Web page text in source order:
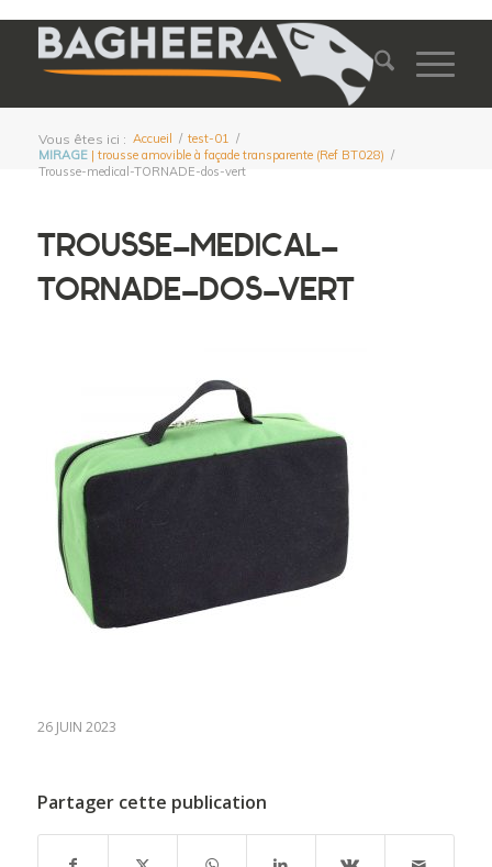
Vous êtes ici : Accueil / test-01 /
MIRAGE| trousse amovible à façade transparente (Ref BT028) /
Trousse-medical-TORNADE-dos-vert
TROUSSE-MEDICAL-
TORNADE-DOS-VERT
26 JUIN 2023
Partager cette publication